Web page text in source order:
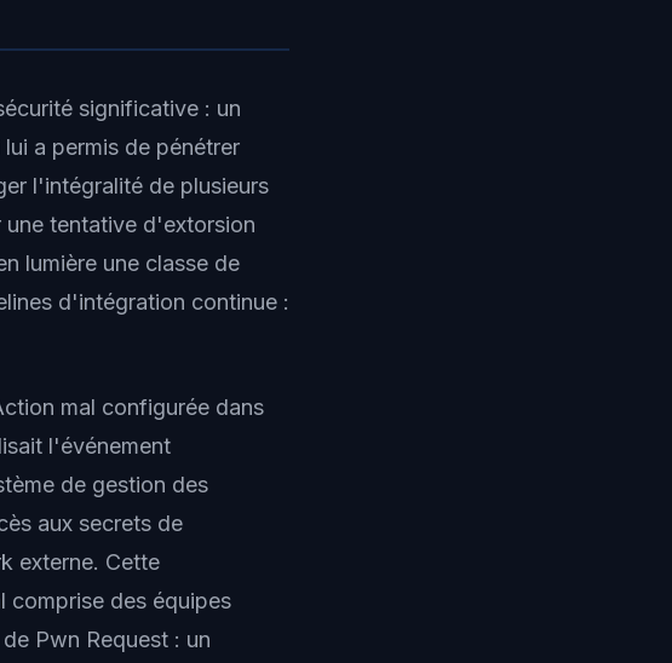
significative : un
a permis de pénétrer
l'intégralité de plusieurs
tentative d'extorsion
lumière une classe de
d'intégration continue :
mal configurée dans
l'événement
de gestion des
aux secrets de
externe. Cette
comprise des équipes
Pwn Request : un